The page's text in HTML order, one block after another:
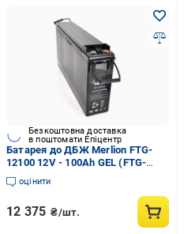
Безкоштовна доставка
в поштомати Епіцентр
Батарея до ДБЖ Merlion FTG-
12100 12V - 100Ah GEL (FTG-
12100)
оцінити
12 375 ₴/шт.